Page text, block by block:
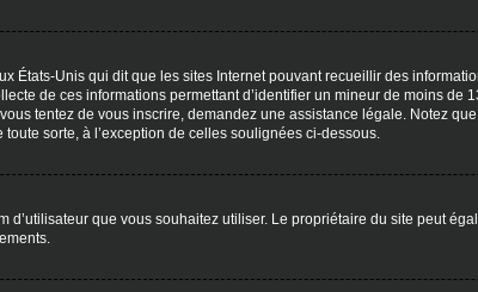
États-Unis qui dit que les sites Internet pouvant recueillir des
de ces informations permettant d’identifier un mineur de moins de
tentez de vous inscrire, demandez une assistance légale. Notez
sorte, à l’exception de celles soulignées ci-dessous.
que vous souhaitez utiliser. Le propriétaire du site peut